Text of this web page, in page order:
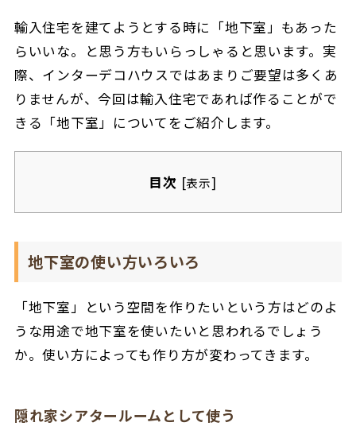
輸入住宅を建てようとする時に「地下室」もあった
らいいな。と思う方もいらっしゃると思います。実
際、インターデコハウスではあまりご要望は多くあ
りませんが、今回は輸入住宅であれば作ることがで
きる「地下室」についてをご紹介します。
目次 [表示]
地下室の使い方いろいろ
「地下室」という空間を作りたいという方はどのよ
うな用途で地下室を使いたいと思われるでしょう
か。使い方によっても作り方が変わってきます。
隠れ家シアタールームとして使う